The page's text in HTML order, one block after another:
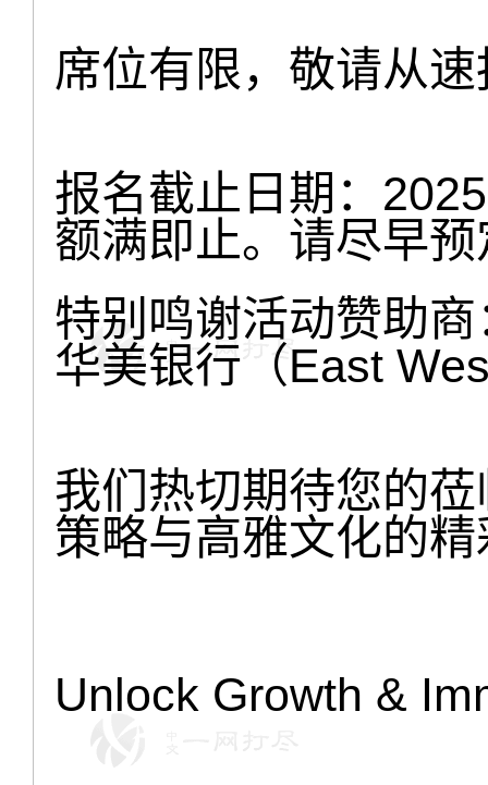
席位有限，敬请从
报名截止日期：
额满即止。请尽早
特别鸣谢活动赞助商
华美银行（East
我们热切期待您的
策略与高雅文化的
Unlock Growth &